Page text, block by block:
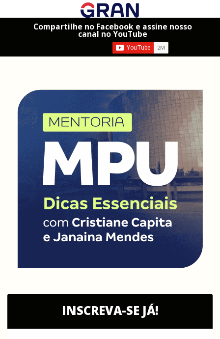
Compartilhe no Facebook e assine nosso
canal no YouTube
INSCREVA-SE JÁ!